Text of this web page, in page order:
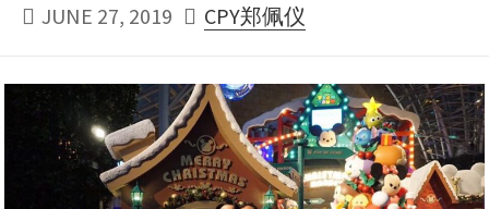
PUBLISHED
JUNE 27, 2019 AUTHOR
CPY郑佩仪